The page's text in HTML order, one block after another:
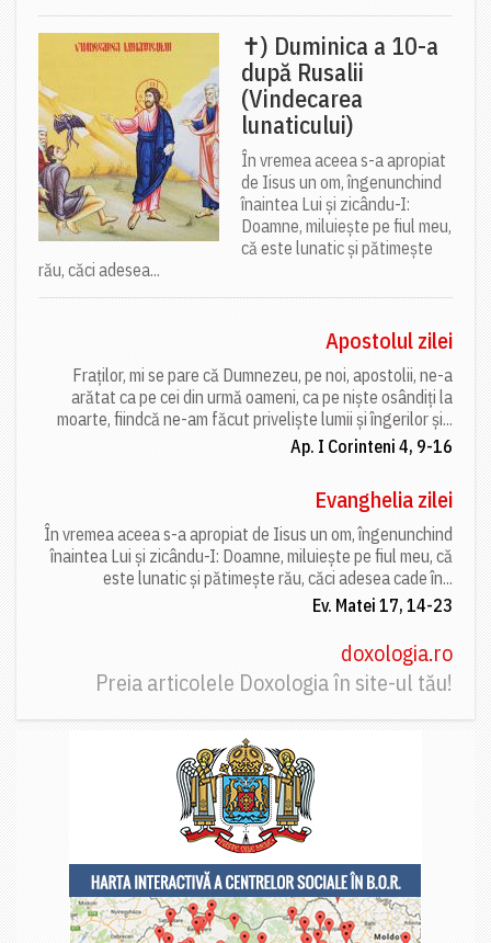
✝) Duminica a 10-a
după Rusalii
(Vindecarea
lunaticului)
În vremea aceea s-a apropiat
de Iisus un om, îngenunchind
înaintea Lui și zicându-I:
Doamne, miluiește pe fiul meu,
că este lunatic și pătimește
rău, căci adesea...
Apostolul zilei
Fraților, mi se pare că Dumnezeu, pe noi, apostolii, ne-a
arătat ca pe cei din urmă oameni, ca pe niște osândiți la
moarte, fiindcă ne-am făcut priveliște lumii și îngerilor și...
Ap. I Corinteni 4, 9-16
Evanghelia zilei
În vremea aceea s-a apropiat de Iisus un om, îngenunchind
înaintea Lui și zicându-I: Doamne, miluiește pe fiul meu, că
este lunatic și pătimește rău, căci adesea cade în...
Ev. Matei 17, 14-23
doxologia.ro
Preia articolele Doxologia în site-ul tău!